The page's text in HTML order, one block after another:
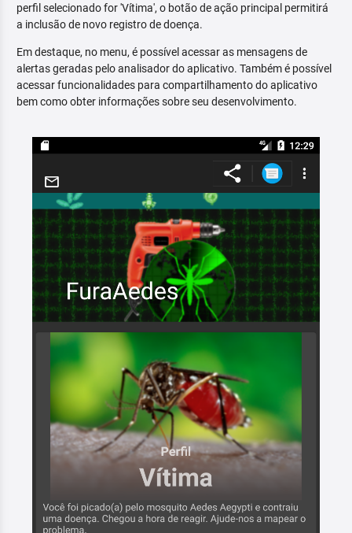
perfil selecionado for 'Vítima', o botão de ação principal permitirá
a inclusão de novo registro de doença.
Em destaque, no menu, é possível acessar as mensagens de
alertas geradas pelo analisador do aplicativo. Também é possível
acessar funcionalidades para compartilhamento do aplicativo
bem como obter informações sobre seu desenvolvimento.